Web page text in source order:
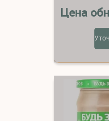
Цена